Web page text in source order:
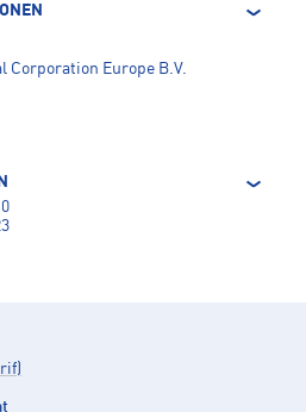
Corporation Europe B.V.